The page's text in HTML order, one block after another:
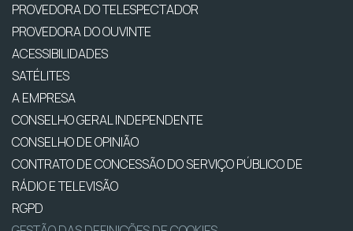
PROVEDORA DO TELESPECTADOR
PROVEDORA DO OUVINTE
ACESSIBILIDADES
SATÉLITES
A EMPRESA
CONSELHO GERAL INDEPENDENTE
CONSELHO DE OPINIÃO
CONTRATO DE CONCESSÃO DO SERVIÇO PÚBLICO DE
RÁDIO E TELEVISÃO
RGPD